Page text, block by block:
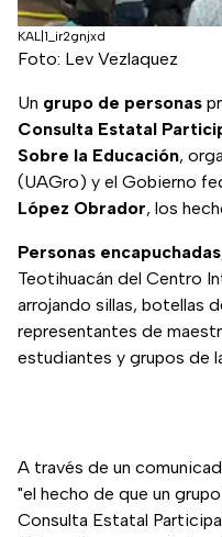
KAL|1_ir2gnjxd
Foto: Lev Vezlaquez
Un grupo de personas
Consulta Estatal
Sobre la Educación,
(UAGro) y el Gobierno
López Obrador, los
Personas
Teotihuacán del Centro
arrojando sillas, botellas
representantes de
estudiantes y grupos de
A través de un
"el hecho de que un
Consulta Estatal